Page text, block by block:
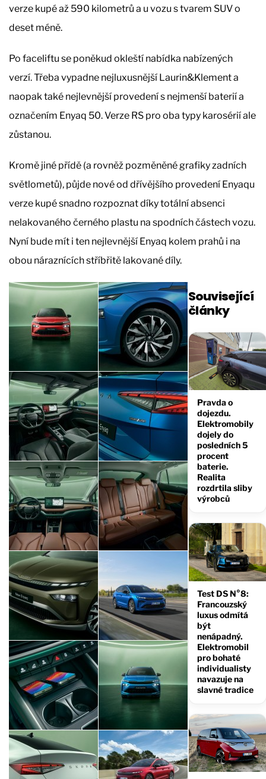
verze kupé až 590 kilometrů a u vozu s tvarem SUV o
deset méně.
Po faceliftu se poněkud okleští nabídka nabízených
verzí. Třeba vypadne nejluxusnější Laurin&Klement a
naopak také nejlevnější provedení s nejmenší baterií a
označením Enyaq 50. Verze RS pro oba typy karosérií ale
zůstanou.
Kromě jiné přídě (a rovněž pozměněné grafiky zadních
světlometů), půjde nové od dřívějšího provedení Enyaqu
verze kupé snadno rozpoznat díky totální absenci
nelakovaného černého plastu na spodních částech vozu.
Nyní bude mít i ten nejlevnější Enyaq kolem prahů i na
obou náraznících stříbřitě lakované díly.
Související
články
Pravda o
dojezdu.
Elektromobily
dojely do
posledních 5
procent
baterie.
Realita
rozdrtila sliby
výrobců
Test DS N°8:
Francouzský
luxus odmítá
být
nenápadný.
Elektromobil
pro bohaté
individualisty
navazuje na
slavné tradice